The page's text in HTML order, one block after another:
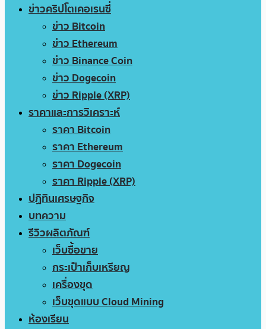
ข่าวคริปโตเคอเรนซี่
ข่าว Bitcoin
ข่าว Ethereum
ข่าว Binance Coin
ข่าว Dogecoin
ข่าว Ripple (XRP)
ราคาและการวิเคราะห์
ราคา Bitcoin
ราคา Ethereum
ราคา Dogecoin
ราคา Ripple (XRP)
ปฏิทินเศรษฐกิจ
บทความ
รีวิวผลิตภัณฑ์
เว็บซื้อขาย
กระเป๋าเก็บเหรียญ
เครื่องขุด
เว็บขุดแบบ Cloud Mining
ห้องเรียน